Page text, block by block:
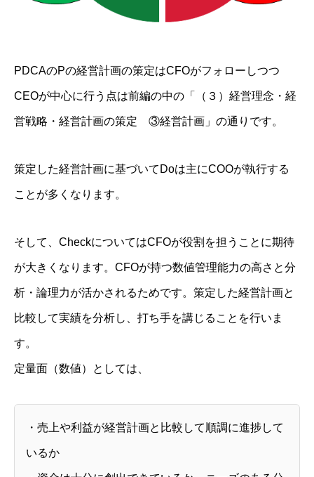
PDCAのPの経営計画の策定はCFOがフォローしつつ
CEOが中心に行う点は前編の中の「（３）経営理念・経
営戦略・経営計画の策定 ③経営計画」の通りです。
策定した経営計画に基づいてDoは主にCOOが執行する
ことが多くなります。
そして、CheckについてはCFOが役割を担うことに期待
が大きくなります。 CFOが持つ数値管理能力の高さと分
析・論理力が活かされるためです。 策定した経営計画と
比較して実績を分析し、打ち手を講じることを行いま
す。
定量面（数値）としては、
・売上や利益が経営計画と比較して順調に進捗して
いるか